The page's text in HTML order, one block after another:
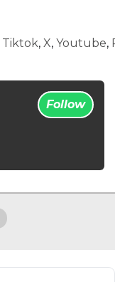
Tiktok, X, Youtube,
Follow